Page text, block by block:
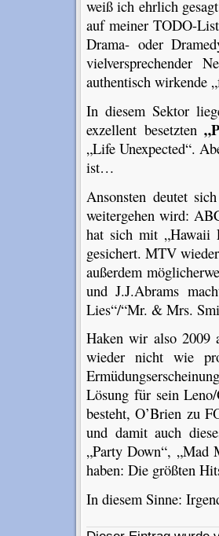
weiß ich ehrlich
auf meiner TODO-
Drama- oder
vielversprechender
authentisch wirkende
In diesem Sektor
exzellent besetzten
„Life Unexpected“.
ist…
Ansonsten deutet
weitergehen wird:
hat sich mit „Hawaii
gesichert. MTV
außerdem
und J.J.Abrams
Lies“/“Mr. & Mrs.
Haken wir also 2009
wieder nicht wie
Lösung für sein
besteht, O’Brien zu
und damit auch
„Party Down“, „Mad
haben: Die größten
In diesem Sinne: